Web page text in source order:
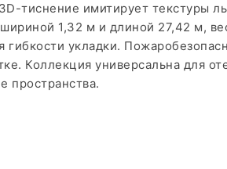
тиснение имитирует текстуры
1,32 м и длиной 27,42 м,
укладки.
Коллекция универсальна для
пространства.